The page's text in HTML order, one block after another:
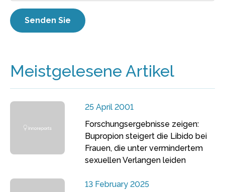
Meistgelesene Artikel
25 April 2001
Forschungsergebnisse zeigen:
Bupropion steigert die Libido bei
Frauen, die unter vermindertem
sexuellen Verlangen leiden
13 February 2025